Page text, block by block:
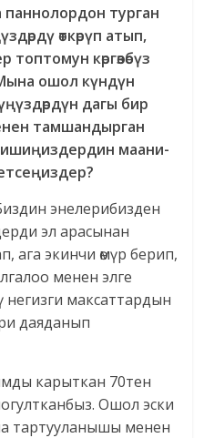
турган
өткөрүп атып,
көргөзөбүз
ошол күндүн
дагы бир
тамшандырган
маани-
энелерибизден
эл арасынан
ага экинчи өмүр берип,
менен элге
негизги максаттардын
даяданып
карыткан 70тен
Ошол эски
тартууланышы менен